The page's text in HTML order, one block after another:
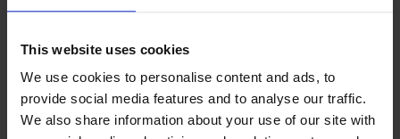
This website uses cookies
We use cookies to personalise content and ads, to
provide social media features and to analyse our traffic.
We also share information about your use of our site with
2108640616
Οδηγίες πρόσβασης
ΓΩΝΙΩΤΑΚΗ ΝΙΚ. ΜΑΡΙΑ